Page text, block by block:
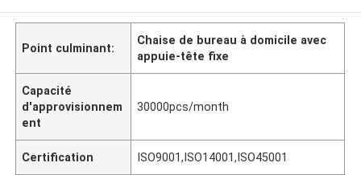
Point culminant:
Chaise de bureau à domicile avec
appuie-tête fixe
Capacité
d'approvisionnem
ent
30000pcs/month
Certification ISO9001,ISO14001,ISO45001